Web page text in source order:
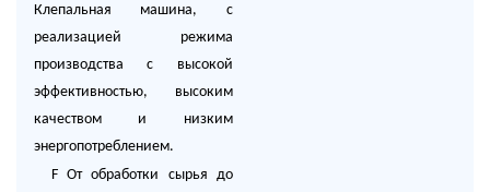
Клепальная машина, с
реализацией режима
производства с высокой
эффективностью, высоким
качеством и низким
энергопотреблением.
F От обработки сырья до